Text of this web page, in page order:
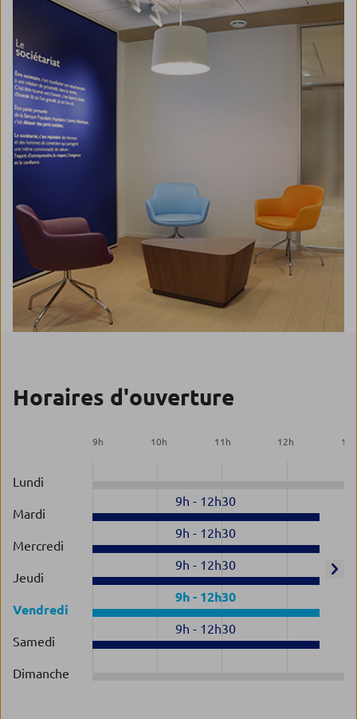
Horaires d'ouverture
9h 10h 11 h 12h 13
Lundi
Mardi
9h - 12h30
Mercredi
9h - 12h30
Jeudi
9h - 12h30
Vendredi
9h - 12h30
Samedi
9h - 12h30
Dimanche